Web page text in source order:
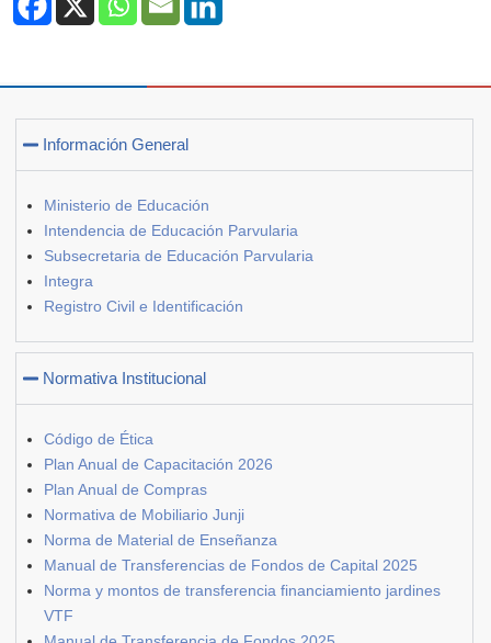
Información General
Ministerio de Educación
Intendencia de Educación Parvularia
Subsecretaria de Educación Parvularia
Integra
Registro Civil e Identificación
Normativa Institucional
Código de Ética
Plan Anual de Capacitación 2026
Plan Anual de Compras
Normativa de Mobiliario Junji
Norma de Material de Enseñanza
Manual de Transferencias de Fondos de Capital 2025
Norma y montos de transferencia financiamiento jardines
VTF